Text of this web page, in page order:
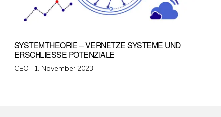
SYSTEMTHEORIE – VERNETZE SYSTEME UND
ERSCHLIESSE POTENZIALE
CEO · Veröffentlicht
1. November 2023